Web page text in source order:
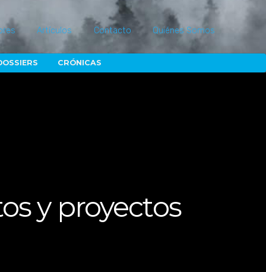
Artículos Contacto Quiénes Somos
CRÓNICAS
y proyectos